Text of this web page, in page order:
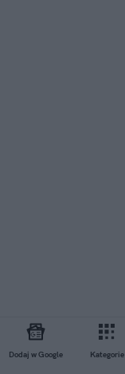
Dodaj w Google Kategorie